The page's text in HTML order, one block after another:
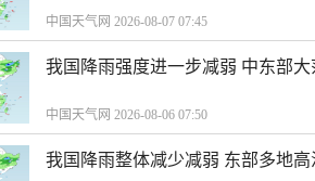
中国天气网 2026-08-07 07:45
我国降雨强度进一步减弱 中东部
中国天气网 2026-08-06 07:50
我国降雨整体减少减弱 东部多地